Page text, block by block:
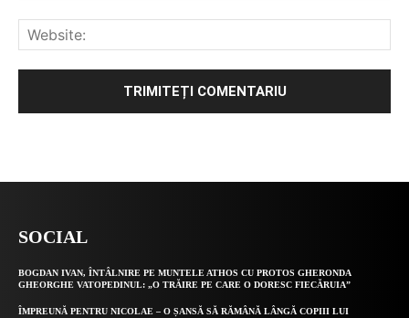
SOCIAL
BOGDAN IVAN, ÎNTÂLNIRE PE MUNTELE ATHOS CU PROTOS GHERONDA
GHEORGHE VATOPEDINUL: „O TRĂIRE PE CARE O DORESC FIECĂRUIA”
ÎMPREUNĂ PENTRU NICOLAE – O ȘANSĂ SĂ RĂMÂNĂ LÂNGĂ COPIII LUI